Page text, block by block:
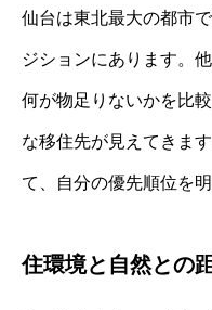
仙台は東北最大の都市
ジションにあります。
何が物足りないかを比
な移住先が見えてきま
て、自分の優先順位を
住環境と自然との